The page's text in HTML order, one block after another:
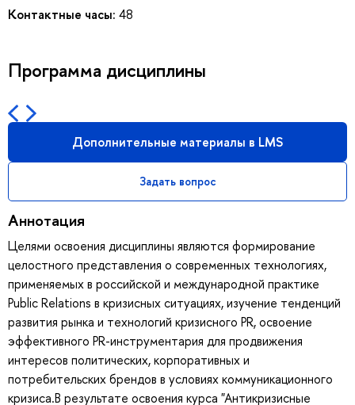
Контактные часы: 48
Программа дисциплины
Дополнительные материалы в LMS
Задать вопрос
Аннотация
Целями освоения дисциплины являются формирование
целостного представления о современных технологиях,
применяемых в российской и международной практике
Public Relations в кризисных ситуациях, изучение тенденций
развития рынка и технологий кризисного PR, освоение
эффективного PR-инструментария для продвижения
интересов политических, корпоративных и
потребительских брендов в условиях коммуникационного
кризиса.В результате освоения курса "Антикризисные